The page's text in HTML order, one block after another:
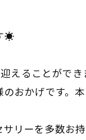
☀
えることがで
おかげです。
リーを多数お